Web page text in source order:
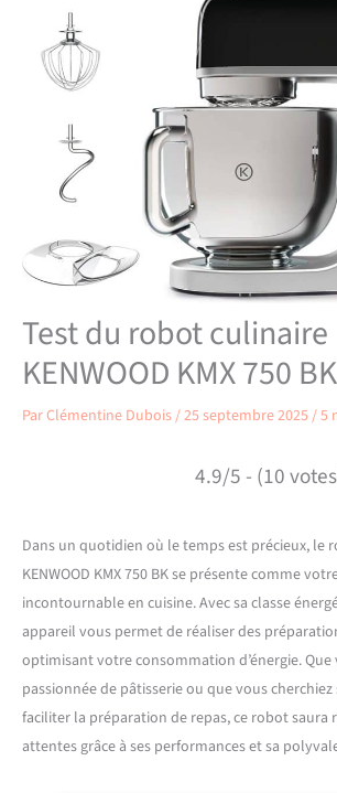
Test du robot culinaire
KENWOOD KMX 750 BK
ParClémentine Dubois/25 septembre 2025/5
4.9/5 - (10
Dans un quotidien où le temps est précieux, le
KENWOOD KMX 750 BK se présente comme
incontournable en cuisine. Avec sa classe
appareil vous permet de réaliser des
optimisant votre consommation d’énergie. Que
passionnée de pâtisserie ou que vous
faciliter la préparation de repas, ce robot saura
attentes grâce à ses performances et sa